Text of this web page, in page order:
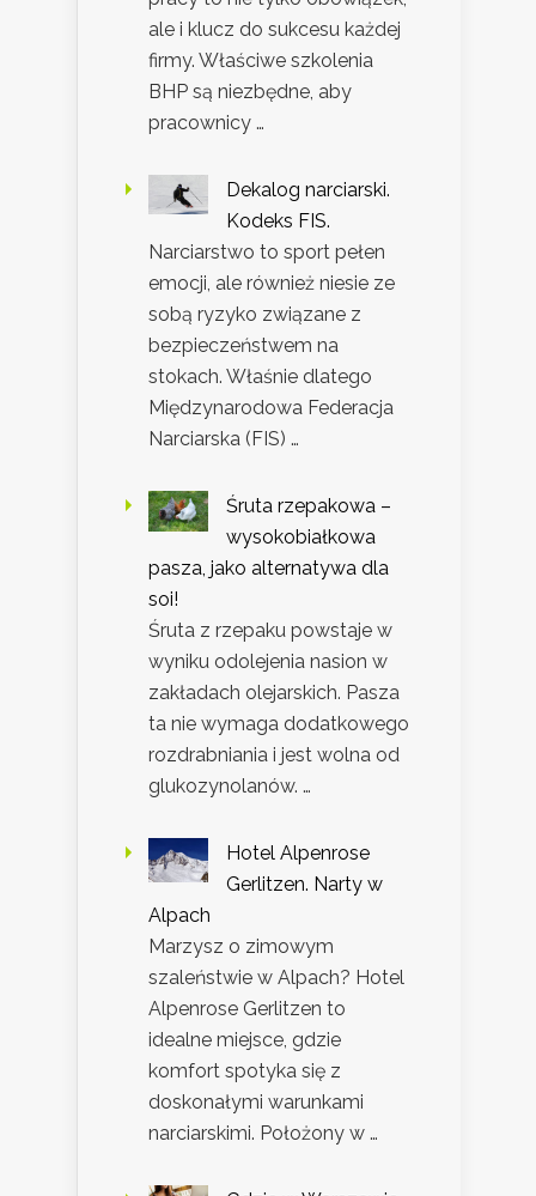
ale i klucz do sukcesu każdej
firmy. Właściwe szkolenia
BHP są niezbędne, aby
pracownicy …
Dekalog narciarski.
Kodeks FIS.
Narciarstwo to sport pełen
emocji, ale również niesie ze
sobą ryzyko związane z
bezpieczeństwem na
stokach. Właśnie dlatego
Międzynarodowa Federacja
Narciarska (FIS) …
Śruta rzepakowa –
wysokobiałkowa
pasza, jako alternatywa dla
soi!
Śruta z rzepaku powstaje w
wyniku odolejenia nasion w
zakładach olejarskich. Pasza
ta nie wymaga dodatkowego
rozdrabniania i jest wolna od
glukozynolanów. …
Hotel Alpenrose
Gerlitzen. Narty w
Alpach
Marzysz o zimowym
szaleństwie w Alpach? Hotel
Alpenrose Gerlitzen to
idealne miejsce, gdzie
komfort spotyka się z
doskonałymi warunkami
narciarskimi. Położony w …